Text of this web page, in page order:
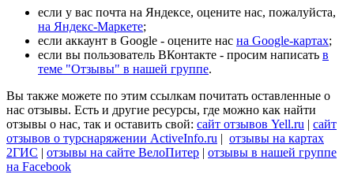
если у вас почта на Яндексе, оцените нас, пожалуйста,
на Яндекс-Маркете;
если аккаунт в Google - оцените нас на Google-картах;
если вы пользователь ВКонтакте - просим написать в
теме "Отзывы" в нашей группе.
Вы также можете по этим ссылкам почитать оставленные о
нас отзывы. Есть и другие ресурсы, где можно как найти
отзывы о нас, так и оставить свой: сайт отзывов Yell.ru | сайт
отзывов о турснаряжении ActiveInfo.ru | отзывы на картах
2ГИС | отзывы на сайте ВелоПитер | отзывы в нашей группе
на Facebook